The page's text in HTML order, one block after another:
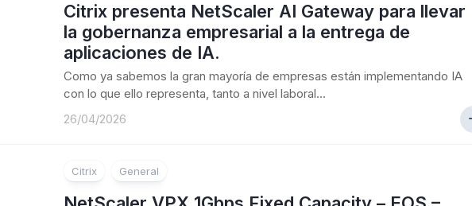
Citrix presenta NetScaler AI Gateway para llevar
la gobernanza empresarial a la entrega de
aplicaciones de IA.
Como ya sabemos la gran mayoría de empresas están implementando IA
con lo que ello representa, tanto a nivel laboral...
26/04/2026
Citrix General